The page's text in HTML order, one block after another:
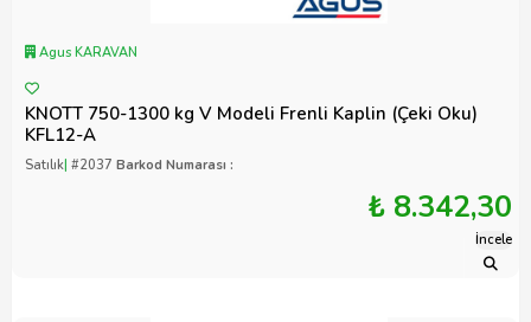
Agus KARAVAN
KNOTT 750-1300 kg V Modeli Frenli Kaplin (Çeki Oku)
KFL12-A
Satılık| #2037 Barkod Numarası :
₺ 8.342,30
İncele